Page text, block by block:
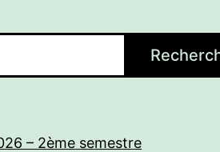
– 2ème semestre